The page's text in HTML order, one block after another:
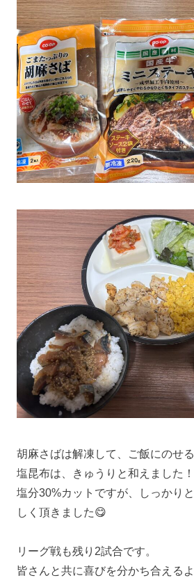
胡麻さばは解凍して、ご飯にのせ
塩昆布は、きゅうりと和えました！
塩分30%カットですが、しっかり
しく頂きました😋
リーグ戦も残り2試合です。
皆さんと共に喜びを分かち合える